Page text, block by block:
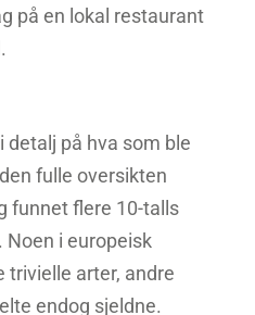
på en lokal restaurant
detalj på hva som ble
fulle oversikten
funnet flere 10-talls
Noen i europeisk
trivielle arter, andre
endog sjeldne.